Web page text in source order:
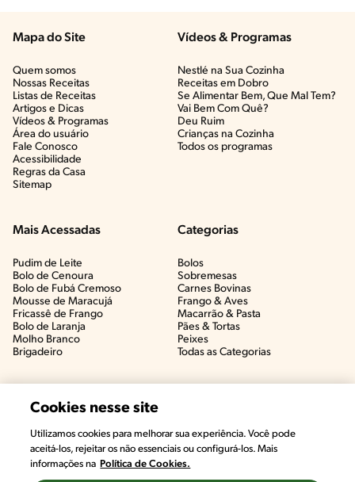
Mapa do Site
Quem somos
Nossas Receitas
Listas de Receitas​
Artigos e Dicas​
Vídeos & Programas​
Área do usuário
Fale Conosco
Acessibilidade
Regras da Casa
Sitemap
Vídeos & Programas​
Nestlé na Sua Cozinha
Receitas em Dobro
Se Alimentar Bem, Que Mal Tem?​
Vai Bem Com Quê?​
Deu Ruim​
Crianças na Cozinha​
Todos os programas
Mais Acessadas
Pudim de Leite
Bolo de Cenoura
Bolo de Fubá Cremoso
Mousse de Maracujá
Fricassê de Frango
Bolo de Laranja
Molho Branco
Brigadeiro
Categorias
Bolos
Sobremesas
Carnes Bovinas​
Frango & Aves​
Macarrão & Pasta​
Pães & Tortas​
Peixes
Todas as Categorias
Cookies nesse site
Utilizamos cookies para melhorar sua experiência. Você pode
aceitá-los, rejeitar os não essenciais ou configurá-los. Mais
informações na Política de Cookies.